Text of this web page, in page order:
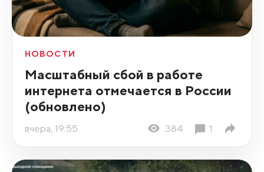
НОВОСТИ
Масштабный сбой в работе
интернета отмечается в России
(обновлено)
вчера, 19:55 384 1